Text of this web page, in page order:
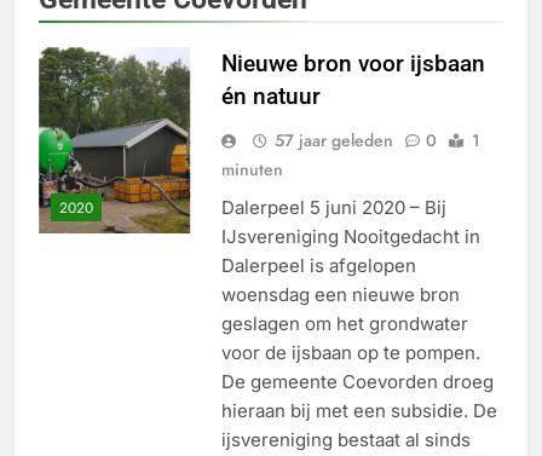
2020
Nieuwe bron voor ijsbaan
én natuur
57 jaar geleden 0
1
minuten
Dalerpeel 5 juni 2020 – Bij
IJsvereniging Nooitgedacht in
Dalerpeel is afgelopen
woensdag een nieuwe bron
geslagen om het grondwater
voor de ijsbaan op te pompen.
De gemeente Coevorden droeg
hieraan bij met een subsidie. De
ijsvereniging bestaat al sinds